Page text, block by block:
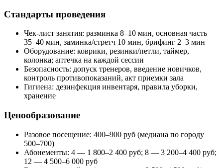
Стандарты проведения
Чек‑лист занятия: разминка 8–10 мин, основная часть
35–40 мин, заминка/стретч 10 мин, брифинг 2–3 мин
Оборудование: коврики, резинки/петли, таймер,
колонка; аптечка на каждой сессии
Безопасность: допуск тренеров, введение новичков,
контроль противопоказаний, акт приемки зала
Гигиена: дезинфекция инвентаря, правила уборки,
хранение
Ценообразование
Разовое посещение: 400–900 руб (медиана по городу
500–700)
Абонементы: 4 — 1 800–2 400 руб; 8 — 3 200–4 400 руб;
12 — 4 500–6 000 руб